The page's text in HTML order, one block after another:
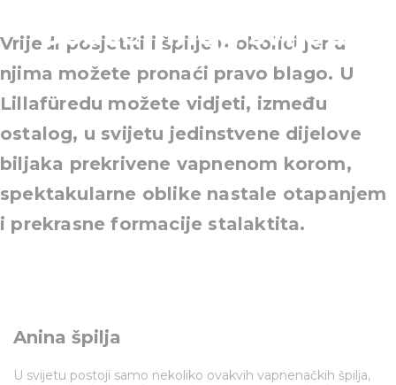
podzemnog svijeta
Vrijedi posjetiti i špilje u okolici jer u
njima možete pronaći pravo blago. U
Lillafüredu možete vidjeti, između
ostalog, u svijetu jedinstvene dijelove
biljaka prekrivene vapnenom korom,
spektakularne oblike nastale otapanjem
i prekrasne formacije stalaktita.
Anina špilja
U svijetu postoji samo nekoliko ovakvih vapnenačkih špilja,